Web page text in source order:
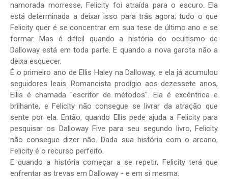
namorada morresse, Felicity foi atraída para o escuro. Ela
está determinada a deixar isso para trás agora; tudo o que
Felicity quer é se concentrar em sua tese de último ano e se
formar. Mas é difícil quando a história do ocultismo de
Dalloway está em toda parte. E quando a nova garota não a
deixa esquecer.
É o primeiro ano de Ellis Haley na Dalloway, e ela já acumulou
seguidores leais. Romancista prodígio aos dezessete anos,
Ellis é chamada "escritor de métodos". Ela é excêntrica e
brilhante, e Felicity não consegue se livrar da atração que
sente por ela. Então, quando Ellis pede ajuda a Felicity para
pesquisar os Dalloway Five para seu segundo livro, Felicity
não consegue dizer não. Dada sua história com o arcano,
Felicity é o recurso perfeito.
E quando a história começar a se repetir, Felicity terá que
enfrentar as trevas em Dalloway - e em si mesma.